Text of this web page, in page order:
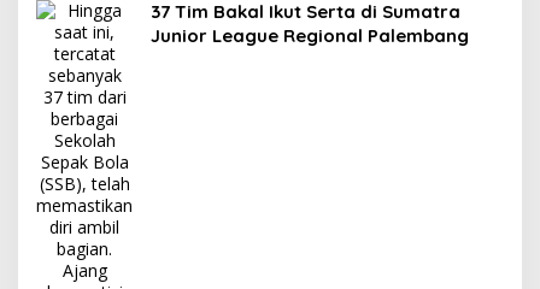
37 Tim Bakal Ikut Serta di Sumatra
Junior League Regional Palembang